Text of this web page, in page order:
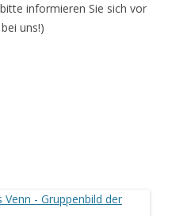
informieren Sie sich vor
uns!)